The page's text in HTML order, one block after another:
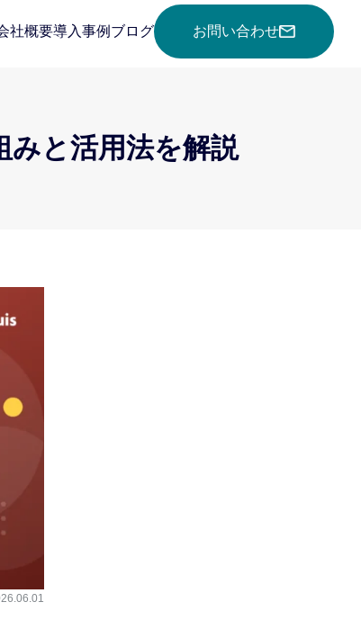
社概要導入事例 ブログ お問い合わせ
みと活用法を解説